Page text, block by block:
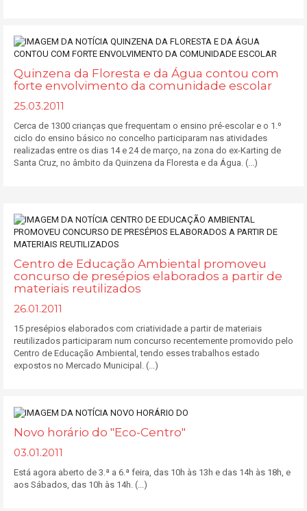
Quinzena da Floresta e da Água contou com
forte envolvimento da comunidade escolar
25.03.2011
Cerca de 1300 crianças que frequentam o ensino pré-escolar e o 1.º
ciclo do ensino básico no concelho participaram nas atividades
realizadas entre os dias 14 e 24 de março, na zona do ex-Karting de
Santa Cruz, no âmbito da Quinzena da Floresta e da Água. (...)
Centro de Educação Ambiental promoveu
concurso de presépios elaborados a partir de
materiais reutilizados
26.01.2011
15 presépios elaborados com criatividade a partir de materiais
reutilizados participaram num concurso recentemente promovido pelo
Centro de Educação Ambiental, tendo esses trabalhos estado
expostos no Mercado Municipal. (...)
Novo horário do "Eco-Centro"
03.01.2011
Está agora aberto de 3.ª a 6.ª feira, das 10h às 13h e das 14h às 18h, e
aos Sábados, das 10h às 14h. (...)